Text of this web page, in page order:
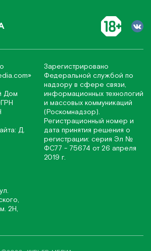
Дом
Д.
Зарегистрировано
Федеральной службой по
надзору в сфере связи,
информационных технологий
и массовых коммуникаций
(Роскомнадзор).
Регистрационный номер и
дата принятия решения о
регистрации: серия Эл №
ФС77 - 75674 от 26 апреля
2019 г.
2Н,